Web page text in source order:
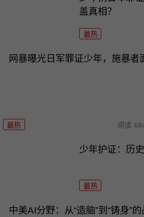
盖真相？
最热
网暴曝光日军罪证少年，施暴者
最热 阅读
少年护证：历
最热
中美AI分野：从“造脑”到“铸身”